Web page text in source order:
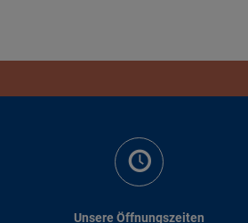
Unsere Öffnungszeiten